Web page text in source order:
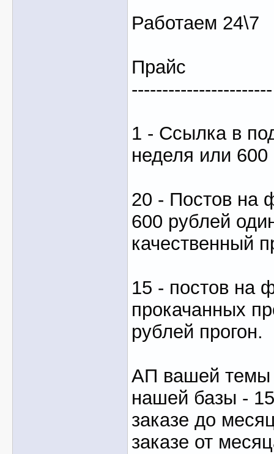
Работаем 24\7
Прайс
-----------------------
1 - Ссылка в
неделя или
20 - Постов на
600 рублей
качественный
15 - постов на
прокачанных
рублей прогон.
АП вашей темы
нашей базы -
заказе до
заказе от